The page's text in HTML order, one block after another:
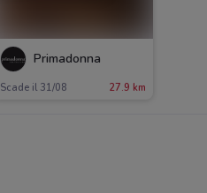
Primadonna
Scade il 31/08 27.9 km